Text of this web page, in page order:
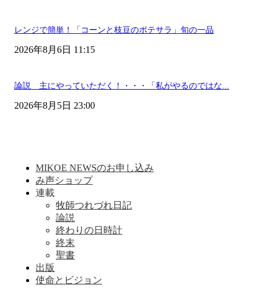
レンジで簡単！「コーンと枝豆のポテサラ」旬の一品
2026年8月6日 11:15
論説 主にやっていただく！・・・「私がやるのではな...
2026年8月5日 23:00
MIKOE NEWSのお申し込み
み声ショップ
連載
牧師つれづれ日記
論説
終わりの日時計
終末
聖書
出版
使命とビジョン